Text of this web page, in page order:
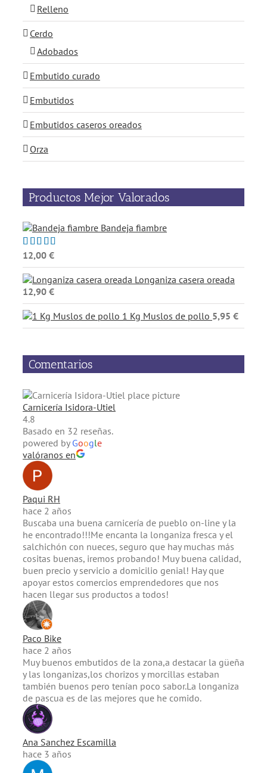
Relleno
Cerdo
Adobados
Embutido curado
Embutidos
Embutidos caseros oreados
Orza
Productos Mejor Valorados
Bandeja fiambre
Valorado
con5.00de
5
12,00 €
Longaniza casera oreada
12,90 €
1 Kg Muslos de pollo 5,95 €
Comentarios
Carnicería Isidora-Utiel
4.8
Basado en 32 reseñas.
powered by Google
valóranos en
Paqui RH
hace 2 años
Buscaba una buena carnicería de pueblo on-line y la
he encontrado!!!Me encanta la longaniza fresca y el
salchichón con nueces, seguro que hay muchas más
cositas buenas, iremos probando! Muy buena calidad,
buen precio y servicio a domicilio genial! Hay que
apoyar estos comercios emprendedores que nos
hacen llegar sus productos a todos!
Paco Bike
hace 2 años
Muy buenos embutidos de la zona,a destacar la güeña
y las longanizas,los chorizos y morcillas estaban
también buenos pero tenían poco sabor.La longaniza
de pascua es de las mejores que he comido.
Ana Sanchez Escamilla
hace 3 años